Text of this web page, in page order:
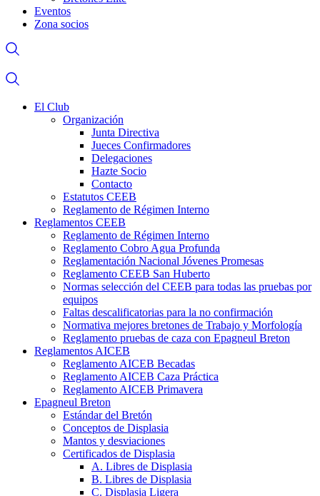
Eventos
Zona socios
El Club
Organización
Junta Directiva
Jueces Confirmadores
Delegaciones
Hazte Socio
Contacto
Estatutos CEEB
Reglamento de Régimen Interno
Reglamentos CEEB
Reglamento de Régimen Interno
Reglamento Cobro Agua Profunda
Reglamentación Nacional Jóvenes Promesas
Reglamento CEEB San Huberto
Normas selección del CEEB para todas las pruebas por
equipos
Faltas descalificatorias para la no confirmación
Normativa mejores bretones de Trabajo y Morfología
Reglamento pruebas de caza con Epagneul Breton
Reglamentos AICEB
Reglamento AICEB Becadas
Reglamento AICEB Caza Práctica
Reglamento AICEB Primavera
Epagneul Breton
Estándar del Bretón
Conceptos de Displasia
Mantos y desviaciones
Certificados de Displasia
A. Libres de Displasia
B. Libres de Displasia
C. Displasia Ligera